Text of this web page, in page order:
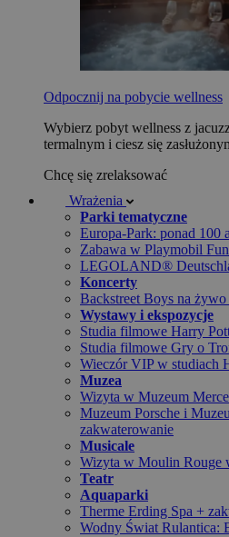
Odpocznij na pobycie wellness
Wybierz pobyt wellness z
termalnym i ciesz się
Chcę się zrelaksować
Wrażenia
Parki tematyczne
Europa-Park: ponad 100
Zabawa w Playmobil
LEGOLAND®
Koncerty
Backstreet Boys na
Wystawy i ekspozycje
Studia filmowe Harry
Studia filmowe Gry o
Wieczór VIP w studiach
Muzea
Wizyta w Muzeum
Muzeum Porsche i
zakwaterowanie
Musicale
Wizyta w Moulin Rouge
Teatr
Aquaparki
Therme Erding Spa +
Wodny Świat Rulantica: